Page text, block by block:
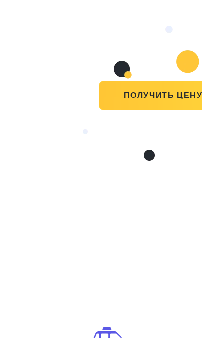
ПОЛУЧИТЬ ЦЕНУ